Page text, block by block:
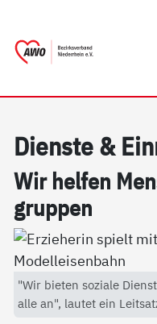
Di­ens­te &
Wir hel­fen
grup­pen
"Wir bieten soziale
alle an", lautet ein